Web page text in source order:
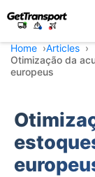
Home
Articles
Otimização da
europeus